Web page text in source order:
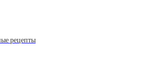
рецепты